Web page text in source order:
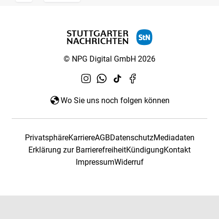
© NPG Digital GmbH 2026
Wo Sie uns noch folgen können
PrivatsphäreKarriereAGBDatenschutzMediadaten
Erklärung zur BarrierefreiheitKündigungKontakt
ImpressumWiderruf